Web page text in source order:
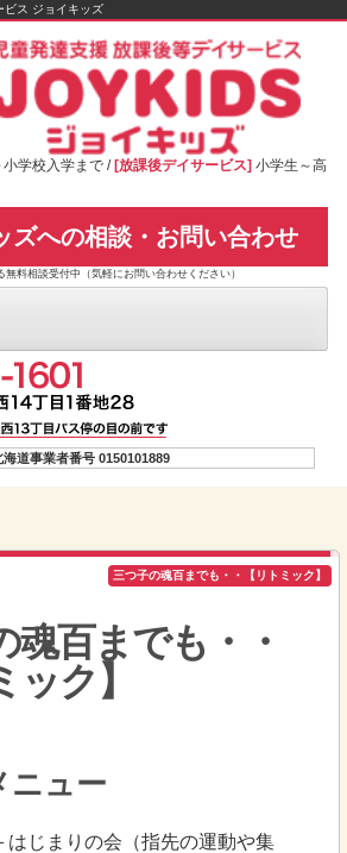
ビス ジョイキッズ
小学校入学まで / [放課後デイサービス] 小学生～高
ズへの相談・お問い合わせ
無料相談受付中（気軽にお問い合わせください）
海道事業者番号 0150101889
三つ子の魂百までも・・【リトミック】
魂百までも・・
ック】
ニュー
はじまりの会（指先の運動や集